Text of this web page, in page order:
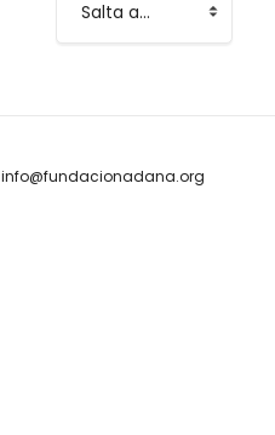
Salta a...
info@fundacionadana.org